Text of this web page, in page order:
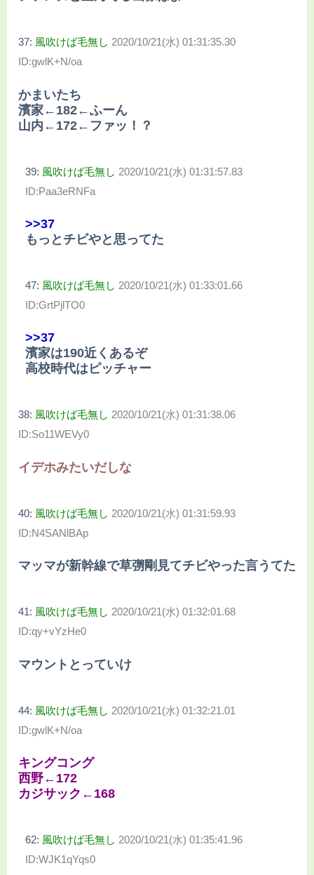
37: 風吹けば毛無し 2020/10/21(水) 01:31:35.30
ID:gwlK+N/oa
かまいたち
濱家←182←ふーん
山内←172←ファッ！？
39: 風吹けば毛無し 2020/10/21(水) 01:31:57.83
ID:Paa3eRNFa
>>37
もっとチビやと思ってた
47: 風吹けば毛無し 2020/10/21(水) 01:33:01.66
ID:GrtPjlTO0
>>37
濱家は190近くあるぞ
高校時代はピッチャー
38: 風吹けば毛無し 2020/10/21(水) 01:31:38.06
ID:So11WEVy0
イデホみたいだしな
40: 風吹けば毛無し 2020/10/21(水) 01:31:59.93
ID:N4SANlBAp
マッマが新幹線で草彅剛見てチビやった言うてた
41: 風吹けば毛無し 2020/10/21(水) 01:32:01.68
ID:qy+vYzHe0
マウントとっていけ
44: 風吹けば毛無し 2020/10/21(水) 01:32:21.01
ID:gwlK+N/oa
キングコング
西野←172
カジサック←168
62: 風吹けば毛無し 2020/10/21(水) 01:35:41.96
ID:WJK1qYqs0